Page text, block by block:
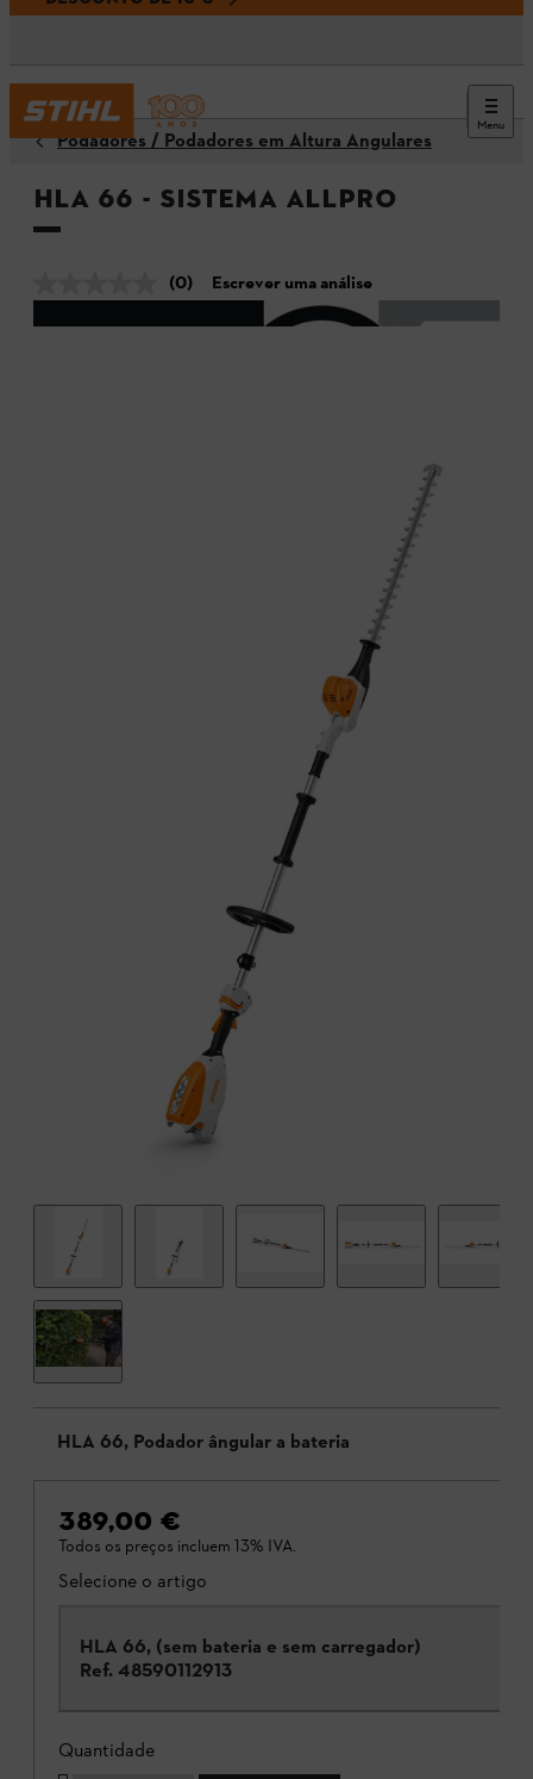
Menu
Podadores / Podadores em Altura Angulares
HLA 66 - Sistema ALLPRO
(0) Escrever uma análise
HLA 66, Podador ângular a bateria
389,00 €
Todos os preços incluem 13% IVA.
Selecione o artigo
HLA 66, (sem bateria e sem carregador)
Ref. 48590112913
Quantidade